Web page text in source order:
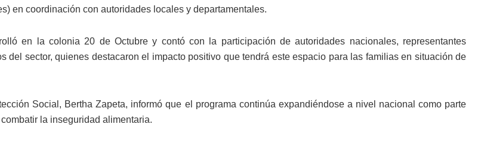
en coordinación con autoridades locales y departamentales.
en la colonia 20 de Octubre y contó con la participación de autoridades nacionales, representantes
del sector, quienes destacaron el impacto positivo que tendrá este espacio para las familias en situación de
Social, Bertha Zapeta, informó que el programa continúa expandiéndose a nivel nacional como parte
la inseguridad alimentaria.